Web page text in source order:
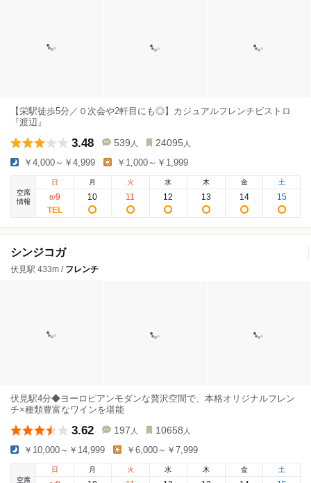
【栄駅徒歩5分／０次会や2軒目にも◎】カジュアルフレンチビストロ
『渡辺』
3.48 539 人 24095 人
￥4,000～￥4,999 ￥1,000～￥1,999
空席
情報
日
8/9
月
10
火
11
水
12
木
13
金
14
土
15
シンジコガ
伏見駅 433m / フレンチ
伏見駅4分◆ヨーロピアンモダンな贅沢空間で、本格オリジナルフレン
チ×種類豊富なワインを堪能
3.62 197 人 10658 人
￥10,000～￥14,999 ￥6,000～￥7,999
空席
日
月 火 水 木 金 土